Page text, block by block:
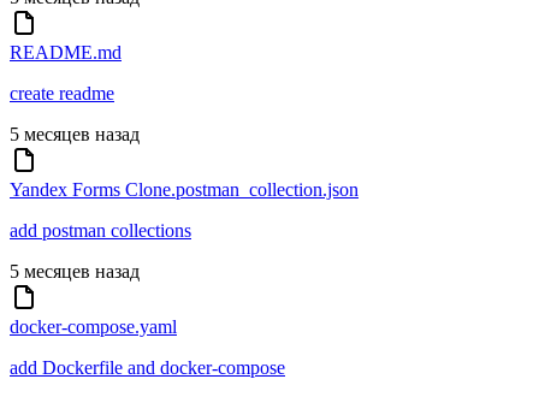
README.md
create readme
5 месяцев назад
Yandex Forms Clone.postman_collection.json
add postman collections
5 месяцев назад
docker-compose.yaml
add Dockerfile and docker-compose